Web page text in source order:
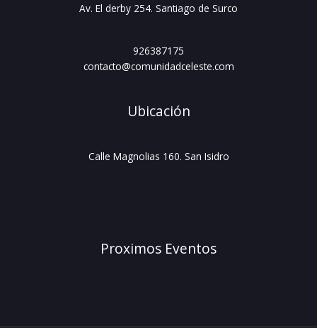
Av. El derby 254. Santiago de Surco
926387175
contacto@comunidadceleste.com
Ubicación
Calle Magnolias 160. San Isidro
Proximos Eventos